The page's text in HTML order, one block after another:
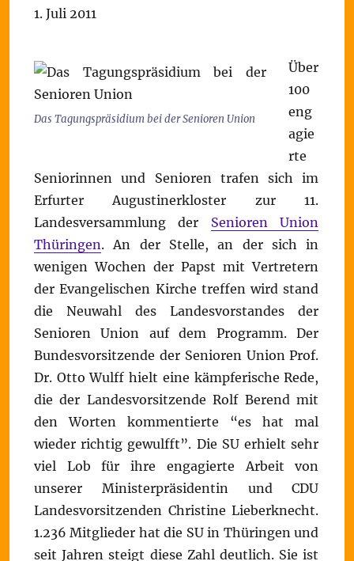
1. Juli 2011
Das Tagungspräsidium bei der Senioren Union
Über
100
eng
agie
rte
Seniorinnen und Senioren trafen sich im
Erfurter Augustinerkloster zur 11.
Landesversammlung der Senioren Union
Thüringen. An der Stelle, an der sich in
wenigen Wochen der Papst mit Vertretern
der Evangelischen Kirche treffen wird stand
die Neuwahl des Landesvorstandes der
Senioren Union auf dem Programm. Der
Bundesvorsitzende der Senioren Union Prof.
Dr. Otto Wulff hielt eine kämpferische Rede,
die der Landesvorsitzende Rolf Berend mit
den Worten kommentierte “es hat mal
wieder richtig gewulfft”. Die SU erhielt sehr
viel Lob für ihre engagierte Arbeit von
unserer Ministerpräsidentin und CDU
Landesvorsitzenden Christine Lieberknecht.
1.236 Mitglieder hat die SU in Thüringen und
seit Jahren steigt diese Zahl deutlich. Sie ist